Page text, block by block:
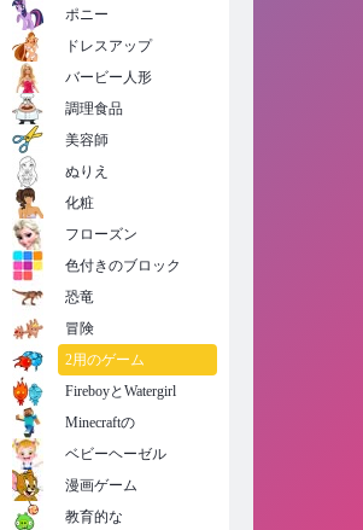
ポニー
ドレスアップ
バービー人形
調理食品
美容師
ぬりえ
化粧
フローズン
色付きのブロック
恐竜
冒険
2用のゲーム
FireboyとWatergirl
Minecraftの
ベビーヘーゼル
漫画ゲーム
教育的な